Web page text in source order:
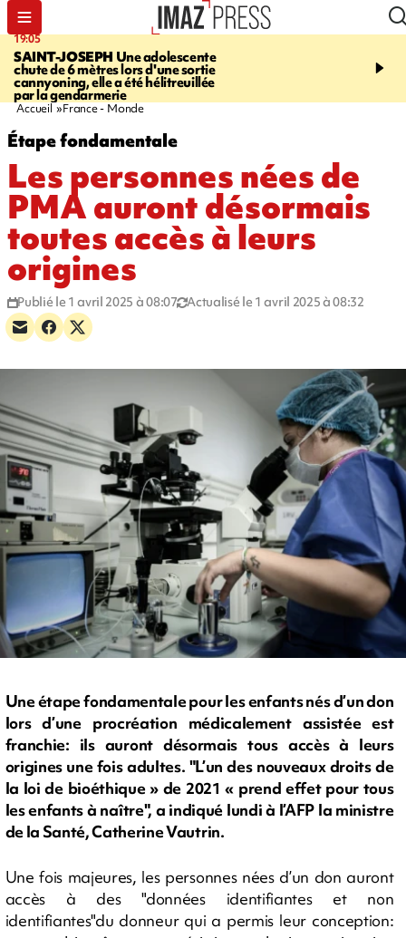
19:05
SAINT-JOSEPH Une adolescente
chute de 6 mètres lors d'une sortie
cannyoning, elle a été hélitreuillée
par la gendarmerie
20:44
rouée de coups,
Accueil France - Monde
Étape fondamentale
Les personnes nées de
PMA auront désormais
toutes accès à leurs
origines
Publié le 1 avril 2025 à 08:07 Actualisé le 1 avril 2025 à 08:32
Une étape fondamentale pour les enfants nés d’un don
lors d’une procréation médicalement assistée est
franchie: ils auront désormais tous accès à leurs
origines une fois adultes. "L’un des nouveaux droits de
la loi de bioéthique » de 2021 « prend effet pour tous
les enfants à naître", a indiqué lundi à l’AFP la ministre
de la Santé, Catherine Vautrin.
Une fois majeures, les personnes nées d’un don auront
accès à des "données identifiantes et non
identifiantes"du donneur qui a permis leur conception: